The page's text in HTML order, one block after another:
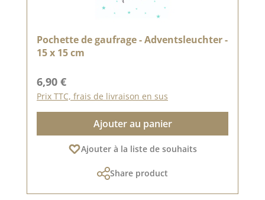
Pochette de gaufrage - Adventsleuchter -
15 x 15 cm
Prix régulier :
6,90 €
Prix TTC, frais de livraison en sus
Ajouter au panier
Ajouter à la liste de souhaits
Share product